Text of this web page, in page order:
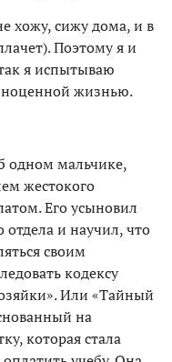
хожу, сижу дома, и в
Поэтому я и
я испытываю
жизнью.
одном мальчике,
жестокого
Его усыновил
и научил, что
своим
кодексу
Или «Тайный
на
которая стала